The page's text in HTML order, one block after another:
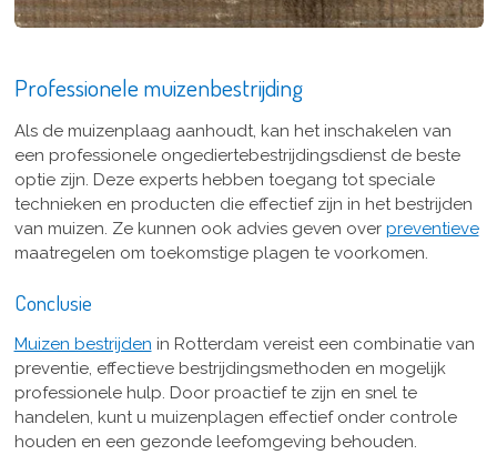
Professionele muizenbestrijding
Als de muizenplaag aanhoudt, kan het inschakelen van
een professionele ongediertebestrijdingsdienst de beste
optie zijn. Deze experts hebben toegang tot speciale
technieken en producten die effectief zijn in het bestrijden
van muizen. Ze kunnen ook advies geven over preventieve
maatregelen om toekomstige plagen te voorkomen.
Conclusie
Muizen bestrijden in Rotterdam vereist een combinatie van
preventie, effectieve bestrijdingsmethoden en mogelijk
professionele hulp. Door proactief te zijn en snel te
handelen, kunt u muizenplagen effectief onder controle
houden en een gezonde leefomgeving behouden.